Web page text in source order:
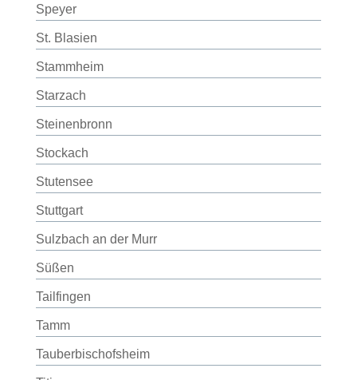
Speyer
St. Blasien
Stammheim
Starzach
Steinenbronn
Stockach
Stutensee
Stuttgart
Sulzbach an der Murr
Süßen
Tailfingen
Tamm
Tauberbischofsheim